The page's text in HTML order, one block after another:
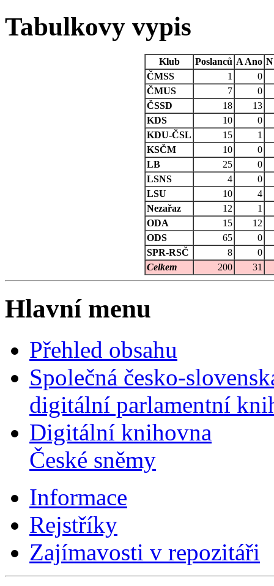
Tabulkovy vypis
Klub Poslanců A Ano N
ČMSS
1
0
ČMUS
7
0
ČSSD
18
13
KDS
10
0
KDU-ČSL
15
1
KSČM
10
0
LB
25
0
LSNS
4
0
LSU
10
4
Nezařaz
12
1
ODA
15
12
ODS
65
0
SPR-RSČ
8
0
Celkem
200 31
Hlavní menu
Přehled obsahu
Společná česko-
digitální parlamentní
Digitální knihovna
České sněmy
Informace
Rejstříky
Zajímavosti v repozitáři